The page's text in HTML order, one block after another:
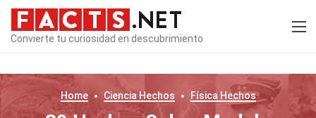
Convierte tu curiosidad en descubrimiento
Home Ciencia Hechos Física Hechos